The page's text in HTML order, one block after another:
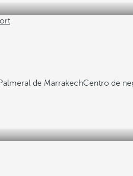
de MarrakechCentro de